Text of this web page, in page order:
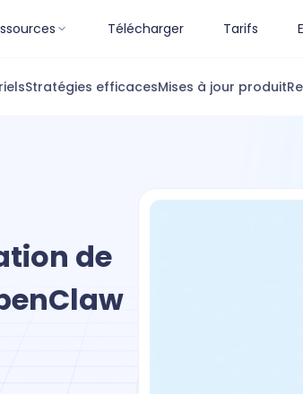
Télécharger Tarifs
Stratégies efficacesMises à jour produit
de